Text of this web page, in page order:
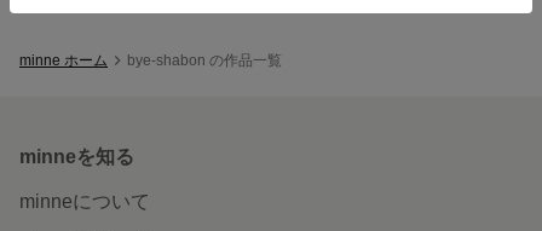
minne ホーム bye-shabon の作品一覧
minneを知る
minneについて